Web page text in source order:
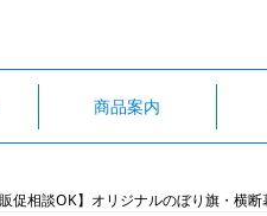
商品案内
販促相談OK】オリジナルのぼり旗・横